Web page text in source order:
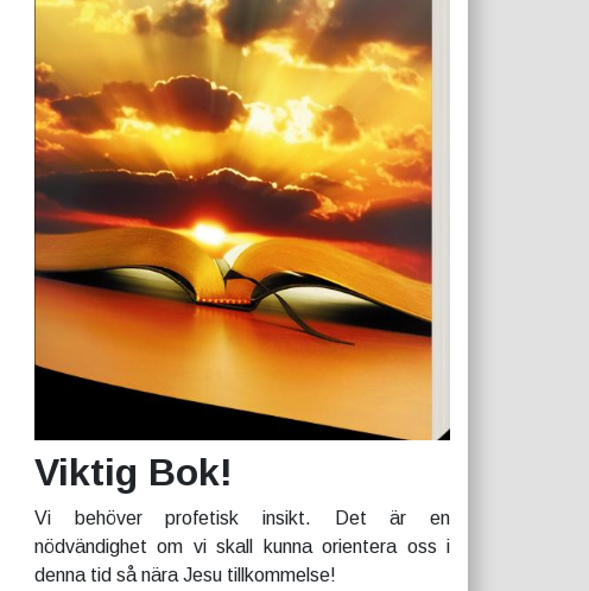
Viktig Bok!
Vi behöver profetisk insikt. Det är en
nödvändighet om vi skall kunna orientera oss i
denna tid så nära Jesu tillkommelse!